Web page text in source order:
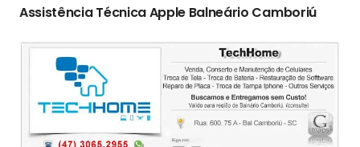
Assistência Técnica Apple Balneário Camboriú